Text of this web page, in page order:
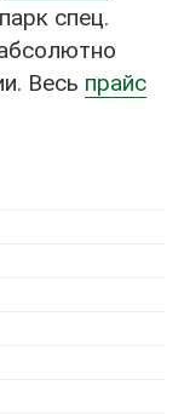
спец.
Весь прайс